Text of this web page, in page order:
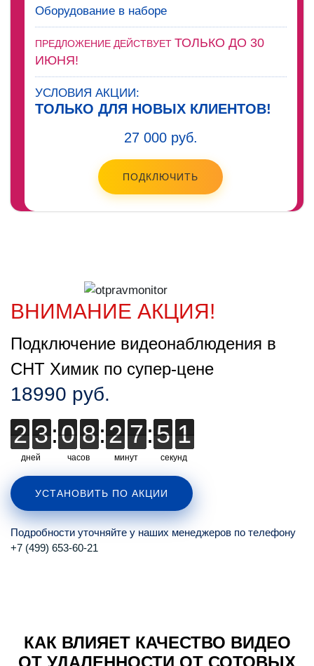
Оборудование в наборе
ПРЕДЛОЖЕНИЕ ДЕЙСТВУЕТ ТОЛЬКО ДО 30
ИЮНЯ!
УСЛОВИЯ АКЦИИ:
ТОЛЬКО ДЛЯ НОВЫХ КЛИЕНТОВ!
27 000 руб.
ПОДКЛЮЧИТЬ
ВНИМАНИЕ АКЦИЯ!
Подключение видеонаблюдения в
СНТ Химик по супер-цене
18990 руб.
дней
2
2 3
3:
часов
0
0 8
8:
минут
2
2 7
7:
секунд
5
5 0
0
0
УСТАНОВИТЬ ПО АКЦИИ
Подробности уточняйте у наших менеджеров по телефону
+7 (499) 653-60-21
КАК ВЛИЯЕТ КАЧЕСТВО ВИДЕО